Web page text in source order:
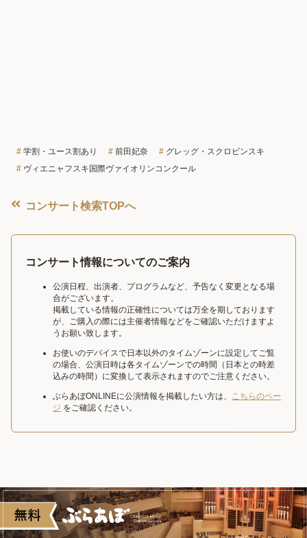
学割・ユース割あり 前田妃奈
グレッグ・スクロビンスキ
ヴィエニャフスキ国際ヴァイオリンコンクール
コンサート検索TOPへ
コンサート情報についてのご案内
公演日程、出演者、プログラムなど、予告なく変更となる場
合がございます。
掲載している情報の正確性については万全を期しております
が、ご購入の際には主催者情報などをご確認いただけますよ
うお願い致します。
お使いのデバイスで日本以外のタイムゾーンに設定してご覧
の場合、公演日時は各タイムゾーンでの時間（日本との時差
込みの時間）に変換して表示されますのでご注意ください。
ぶらあぼONLINEに公演情報を掲載したい方は、 こちらのペー
ジ をご確認ください。